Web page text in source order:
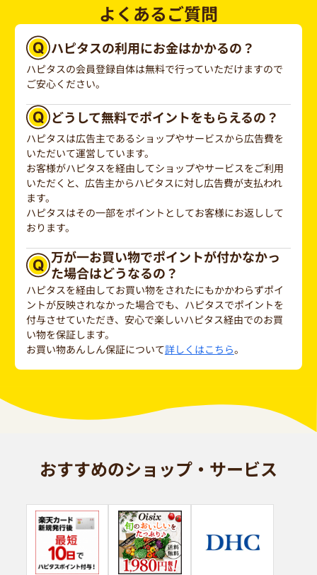
よくあるご質問
ハピタスの利用にお金はかかるの？
ハピタスの会員登録自体は無料で行っていただけますので
ご安心ください。
どうして無料でポイントをもらえるの？
ハピタスは広告主であるショップやサービスから広告費を
いただいて運営しています。
お客様がハピタスを経由してショップやサービスをご利用
いただくと、広告主からハピタスに対し広告費が支払われ
ます。
ハピタスはその一部をポイントとしてお客様にお返しして
おります。
万が一お買い物でポイントが付かなかっ
た場合はどうなるの？
ハピタスを経由してお買い物をされたにもかかわらずポイ
ントが反映されなかった場合でも、ハピタスでポイントを
付与させていただき、安心で楽しいハピタス経由でのお買
い物を保証します。
お買い物あんしん保証について詳しくはこちら。
おすすめのショップ・サービス